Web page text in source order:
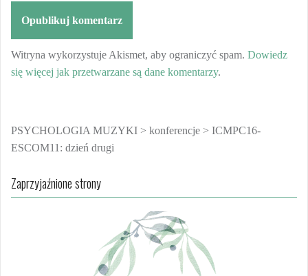
Witryna wykorzystuje Akismet, aby ograniczyć spam. Dowiedz
się więcej jak przetwarzane są dane komentarzy.
PSYCHOLOGIA MUZYKI > konferencje > ICMPC16-
ESCOM11: dzień drugi
Zaprzyjaźnione strony